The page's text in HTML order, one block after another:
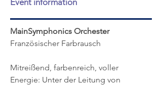
Event information
MainSymphonics Orchester
Französischer Farbrausch
Mitreißend, farbenreich, voller
Energie: Unter der Leitung von